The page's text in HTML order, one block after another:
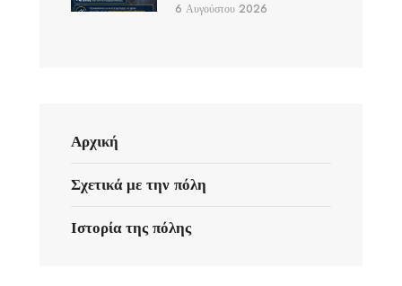
6 Αυγούστου 2026
Αρχική
Σχετικά με την πόλη
Ιστορία της πόλης